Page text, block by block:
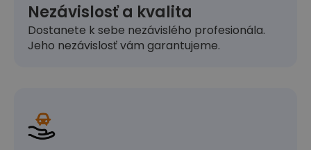
Nezávislosť a kvalita
Dostanete k sebe nezávislého profesionála.
Jeho nezávislosť vám garantujeme.